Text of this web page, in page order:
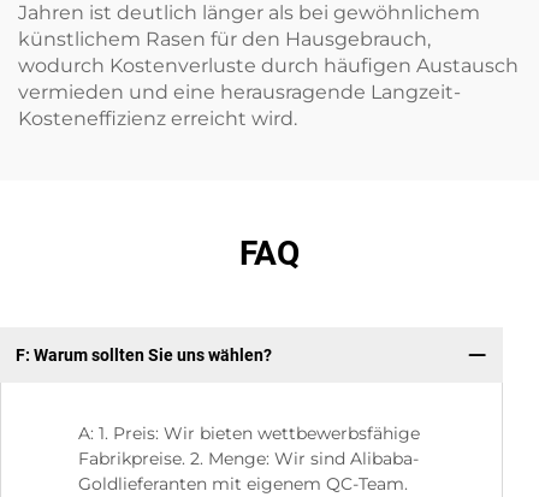
Jahren ist deutlich länger als bei gewöhnlichem
künstlichem Rasen für den Hausgebrauch,
wodurch Kostenverluste durch häufigen Austausch
vermieden und eine herausragende Langzeit-
Kosteneffizienz erreicht wird.
FAQ
F: Warum sollten Sie uns wählen?
A: 1. Preis: Wir bieten wettbewerbsfähige
Fabrikpreise. 2. Menge: Wir sind Alibaba-
Goldlieferanten mit eigenem QC-Team.